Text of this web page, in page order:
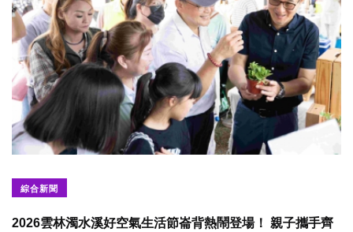
綜合新聞
2026雲林濁水溪好空氣生活節崙背熱鬧登場！ 親子攜手齊